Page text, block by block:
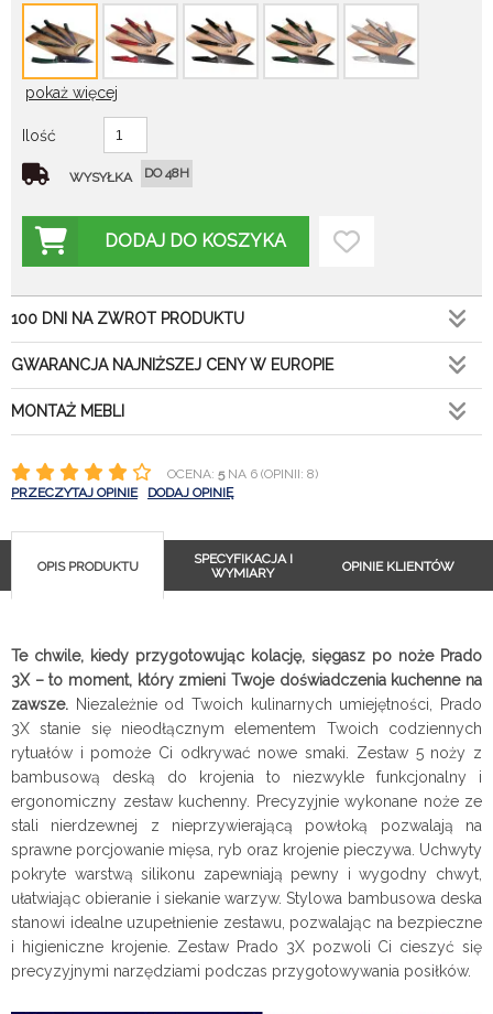
pokaż więcej
Ilość
WYSYŁKA DO 48H
DODAJ DO KOSZYKA
100 DNI NA ZWROT PRODUKTU
GWARANCJA NAJNIŻSZEJ CENY W EUROPIE
MONTAŻ MEBLI
OCENA: 5NA 6 (OPINII: 8)
PRZECZYTAJ OPINIE
DODAJ OPINIĘ
OPIS PRODUKTU
SPECYFIKACJA I
WYMIARY
OPINIE KLIENTÓW
Te chwile, kiedy przygotowując kolację, sięgasz po noże Prado
3X – to moment, który zmieni Twoje doświadczenia kuchenne na
zawsze. Niezależnie od Twoich kulinarnych umiejętności, Prado
3X stanie się nieodłącznym elementem Twoich codziennych
rytuałów i pomoże Ci odkrywać nowe smaki. Zestaw 5 noży z
bambusową deską do krojenia to niezwykle funkcjonalny i
ergonomiczny zestaw kuchenny. Precyzyjnie wykonane noże ze
stali nierdzewnej z nieprzywierającą powłoką pozwalają na
sprawne porcjowanie mięsa, ryb oraz krojenie pieczywa. Uchwyty
pokryte warstwą silikonu zapewniają pewny i wygodny chwyt,
ułatwiając obieranie i siekanie warzyw. Stylowa bambusowa deska
stanowi idealne uzupełnienie zestawu, pozwalając na bezpieczne
i higieniczne krojenie. Zestaw Prado 3X pozwoli Ci cieszyć się
precyzyjnymi narzędziami podczas przygotowywania posiłków.